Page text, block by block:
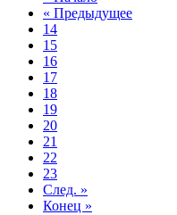
« Предыдущее
14
15
16
17
18
19
20
21
22
23
След. »
Конец »